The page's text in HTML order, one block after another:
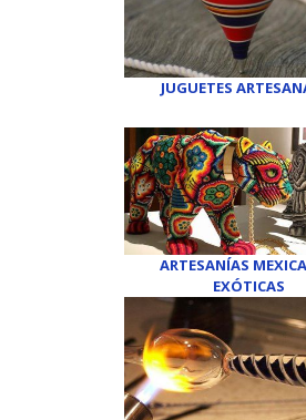
JUGUETES
ARTESANÍAS
EXÓTICAS